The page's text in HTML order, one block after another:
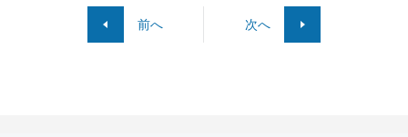
前へ 次へ